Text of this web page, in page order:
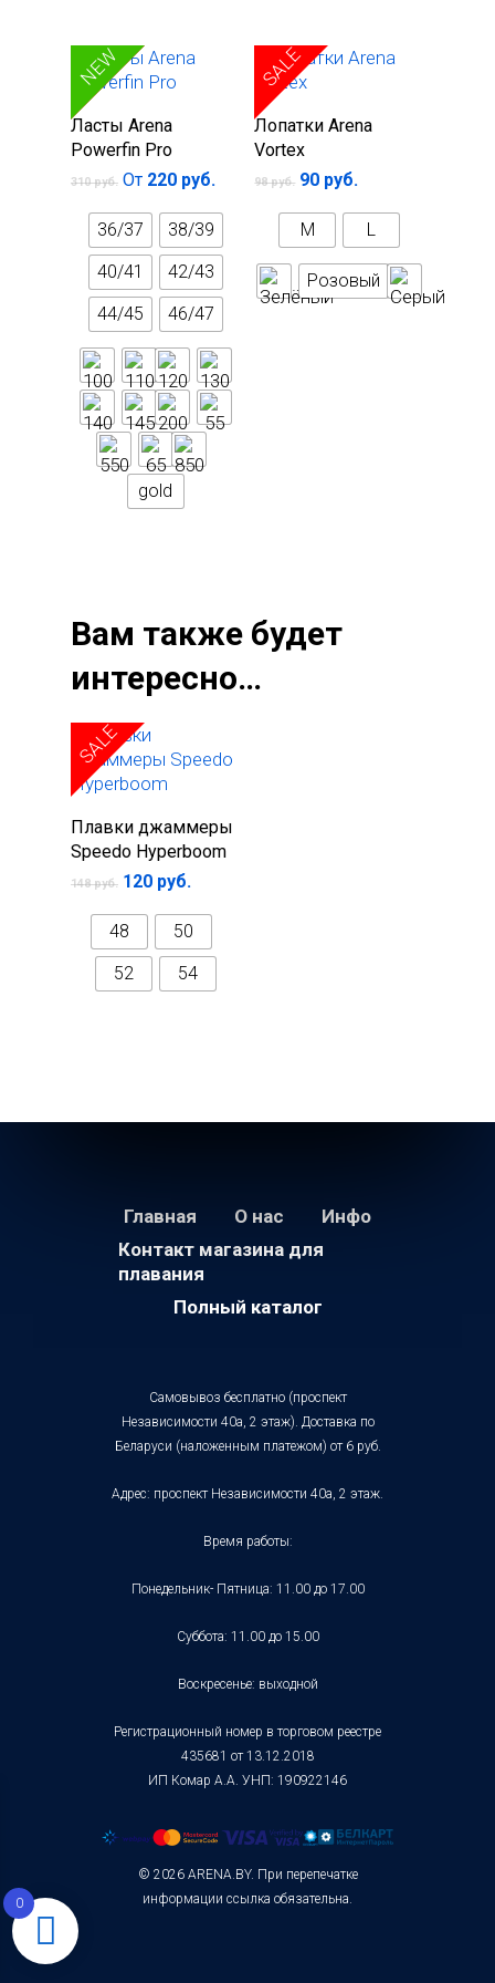
Выберите
параметры
SALE
NEW
Ласты Arena
Powerfin Pro
310руб. От 220 руб.
36/37
38/39
40/41
42/43
44/45
46/47
gold
Выберите
параметры
SALE
Лопатки Arena
Vortex
98руб. 90 руб.
M L
Розовый
Вам также будет
интересно…
параметры
SALE
Плавки джаммеры
Speedo Hyperboom
148руб. 120 руб.
48
50
52
54
Главная О нас
Инфо
Контакт магазина для
плавания
Полный каталог
Самовывоз бесплатно (проспект
Независимости 40а, 2 этаж). Доставка по
Беларуси (наложенным платежом) от 6 руб.
Адрес: проспект Независимости 40а, 2 этаж.
Время работы:
Понедельник- Пятница: 11.00 до 17.00
Суббота: 11.00 до 15.00
Воскресенье: выходной
Регистрационный номер в торговом реестре
435681 от 13.12.2018
ИП Комар А.А. УНП: 190922146
© 2026 ARENA.BY. При перепечатке
информации ссылка обязательна.
Брюки
Бутылки
Беруши для
Зажимы для носа
0